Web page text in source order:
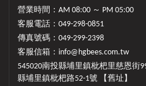
營業時間：AM 08:00 ～ PM 05:00
客服電話： 049-298-0851
傳真號碼：049-299-2398
客服信箱： info@hgbees.com.tw
545020南投縣埔里鎮枇杷里慈恩街
縣埔里鎮枇杷路52-1號 【舊址】